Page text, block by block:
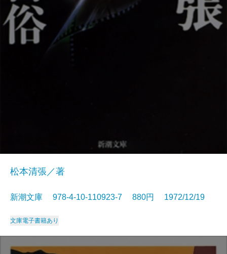
松本清張／著
新潮文庫 978-4-10-110923-7 880円 1972/12/19
文庫電子書籍あり